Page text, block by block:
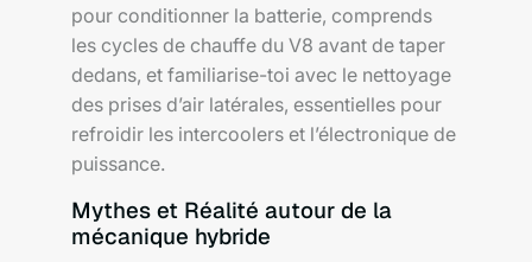
pour conditionner la batterie, comprends
les cycles de chauffe du V8 avant de taper
dedans, et familiarise-toi avec le nettoyage
des prises d’air latérales, essentielles pour
refroidir les intercoolers et l’électronique de
puissance.
Mythes et Réalité autour de la
mécanique hybride